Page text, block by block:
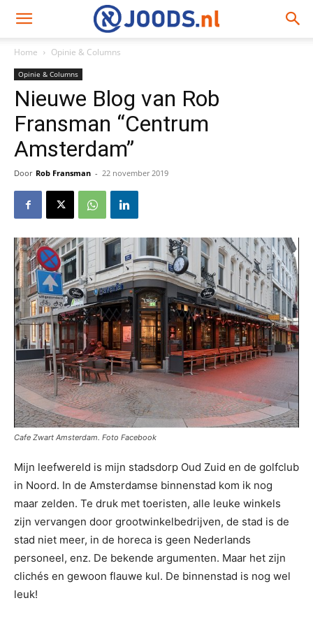
Home Opinie & Columns
Opinie & Columns
Nieuwe Blog van Rob
Fransman “Centrum
Amsterdam”
Door Rob Fransman - 22 november 2019
Cafe Zwart Amsterdam. Foto Facebook
Mijn leefwereld is mijn stadsdorp Oud Zuid en de golfclub
in Noord. In de Amsterdamse binnenstad kom ik nog
maar zelden. Te druk met toeristen, alle leuke winkels
zijn vervangen door grootwinkelbedrijven, de stad is de
stad niet meer, in de horeca is geen Nederlands
personeel, enz. De bekende argumenten. Maar het zijn
clichés en gewoon flauwe kul. De binnenstad is nog wel
leuk!